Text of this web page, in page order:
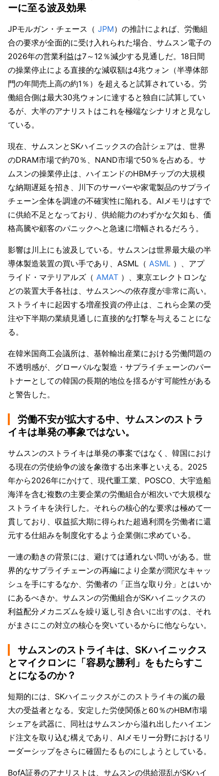
ーに至る波及効果
JPモルガン・チェース（ JPM）の推計によれば、労働組
合の要求が全面的に受け入れられた場合、サムスン電子の
2026年の営業利益は7～12％減少する見通しだ。18日間
の操業停止による直接的な減収額は4兆ウォン（半導体部
門の年間売上高の約1％）を超えると試算されている。労
働組合側は最大30兆ウォンに達すると独自に試算してい
るが、大半のアナリストはこれを極端なシナリオと見なし
ている。
現在、サムスンとSKハイニックスの合計シェアは、世界
のDRAM市場で約70％、NAND市場で50％を占める。サ
ムスンの操業停止は、ハイエンドのHBMチップの大規模
な納期遅延を招き、川下のサーバーや家電製品のサプライ
チェーン全体を調達の不確実性に陥れる。AIメモリはすで
に供給不足となっており、供給能力のわずかな欠如も、価
格高騰や顧客のパニックへと急速に増幅されるだろう。
影響は川上にも波及している。サムスンは世界最大級の半
導体製造装置の買い手であり、ASML（ ASML ）、アプ
ライド・マテリアルズ（ AMAT ）、東京エレクトロンな
どの装置大手各社は、サムスンへの依存度が非常に高い。
ストライキに起因する増産投資の停止は、これら企業の受
注や下半期の業績見通しに直接的な打撃を与えることにな
る。
在韓米国商工会議所は、基幹輸出産業における労働問題の
不透明感が、グローバルな製造・サプライチェーンのパー
トナーとしての韓国の長期的地位を揺るがす可能性がある
と警告した。
労働不安が拡大する中、サムスンのストラ
イキは単発の事象ではない。
サムスンのストライキは単発の事案ではなく、韓国におけ
る現在の労使紛争の波を象徴する出来事といえる。2025
年から2026年にかけて、現代重工業、POSCO、大宇造船
海洋を含む複数の主要企業の労働組合が相次いで大規模な
ストライキを決行した。それらの核心的な要求は極めて一
貫しており、収益拡大期に得られた超過利潤を労働者に還
元する仕組みを制度化するよう企業側に求めている。
一連の動きの背景には、避けては通れない問いがある。世
界的なサプライチェーンの再編により企業が潤沢なキャッ
シュを手にするなか、労働者の「正当な取り分」とはいか
にあるべきか。サムスンの労働組合がSKハイニックスの
利益配分メカニズムを繰り返し引き合いに出すのは、それ
がまさにこの対立の核心を突いているからに他ならない。
サムスンのストライキは、SKハイニックス
とマイクロンに「容易な勝利」をもたらすこ
とになるのか？
短期的には、SKハイニックスがこのストライキの嵐の最
大の受益者となる。安定した労使関係と60％のHBM市場
シェアを武器に、同社はサムスンから溢れ出したハイエン
ド注文を取り込む構えであり、AIメモリー分野におけるリ
ーダーシップをさらに確固たるものにしようとしている。
BofA証券のアナリストは、サムスンの供給混乱がSKハイ